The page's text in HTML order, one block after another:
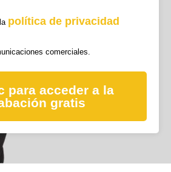
política de privacidad
comerciales.
para acceder a la
gratis